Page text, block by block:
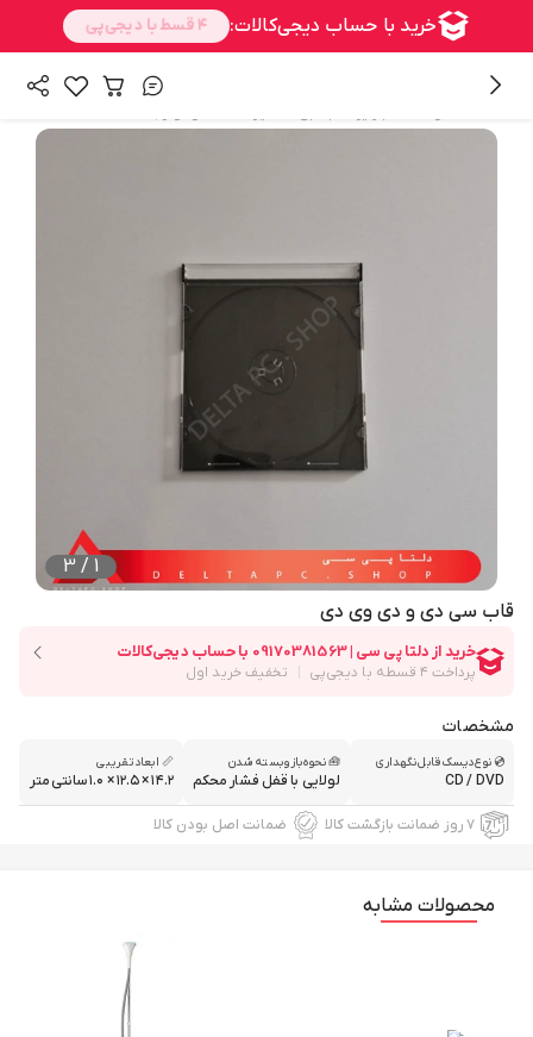
1
/
3
قاب سی دی و دی وی دی
مشخصات
💿 نوع دیسک قابل نگهداری
CD / DVD
🧰 نحوه باز و بسته شدن
لولایی با قفل فشار محکم
📏 ابعاد تقریبی
۱۴.۲ × ۱۲.۵ × ۱.۰ سانتی‌متر
۷ روز ضمانت بازگشت کالا ضمانت اصل بودن کالا
محصولات مشابه